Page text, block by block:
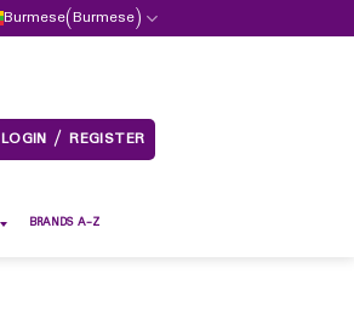
Burmese(Burmese)
LOGIN / REGISTER
BRANDS A-Z